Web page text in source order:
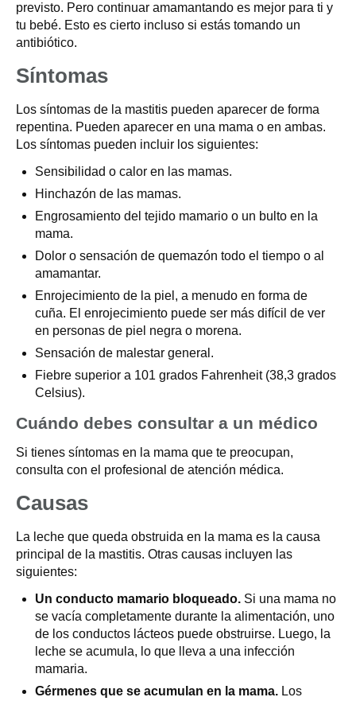
previsto. Pero continuar amamantando es mejor para ti y
tu bebé. Esto es cierto incluso si estás tomando un
antibiótico.
Síntomas
Los síntomas de la mastitis pueden aparecer de forma
repentina. Pueden aparecer en una mama o en ambas.
Los síntomas pueden incluir los siguientes:
Sensibilidad o calor en las mamas.
Hinchazón de las mamas.
Engrosamiento del tejido mamario o un bulto en la
mama.
Dolor o sensación de quemazón todo el tiempo o al
amamantar.
Enrojecimiento de la piel, a menudo en forma de
cuña. El enrojecimiento puede ser más difícil de ver
en personas de piel negra o morena.
Sensación de malestar general.
Fiebre superior a 101 grados Fahrenheit (38,3 grados
Celsius).
Cuándo debes consultar a un médico
Si tienes síntomas en la mama que te preocupan,
consulta con el profesional de atención médica.
Causas
La leche que queda obstruida en la mama es la causa
principal de la mastitis. Otras causas incluyen las
siguientes:
Un conducto mamario bloqueado. Si una mama no
se vacía completamente durante la alimentación, uno
de los conductos lácteos puede obstruirse. Luego, la
leche se acumula, lo que lleva a una infección
mamaria.
Gérmenes que se acumulan en la mama. Los